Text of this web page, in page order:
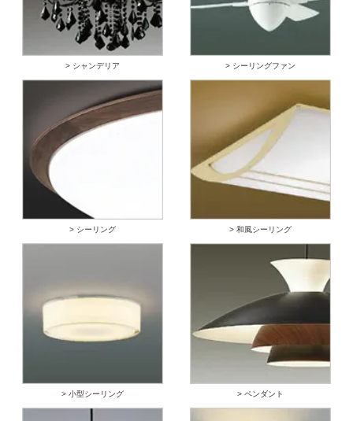
> シャンデリア > シーリングファン
> シーリング > 和風シーリング
> 小型シーリング > ペンダント